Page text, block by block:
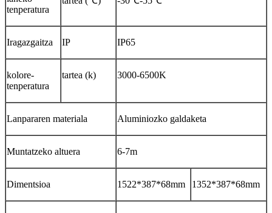
tenperatura
Iragazgaitza IP IP65
kolore-
tenperatura
tartea (k) 3000-6500K
Lanpararen materiala Aluminiozko galdaketa
Muntatzeko altuera 6-7m
Dimentsioa 1522*387*68mm 1352*387*68mm